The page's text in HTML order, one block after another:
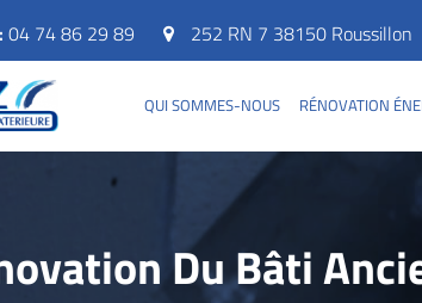
04 74 86 29 89 252 RN 7 38150 Roussillon
QUI SOMMES-NOUS RÉNOVATION
Du Bâti